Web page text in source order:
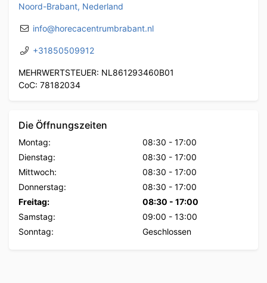
Noord-Brabant, Nederland
info@horecacentrumbrabant.nl
+31850509912
MEHRWERTSTEUER: NL861293460B01
CoC: 78182034
Die Öffnungszeiten
Montag: 08:30 - 17:00
Dienstag:
08:30 - 17:00
Mittwoch:
08:30 - 17:00
Donnerstag:
08:30 - 17:00
Freitag:
08:30 - 17:00
Samstag:
09:00 - 13:00
Sonntag:
Geschlossen